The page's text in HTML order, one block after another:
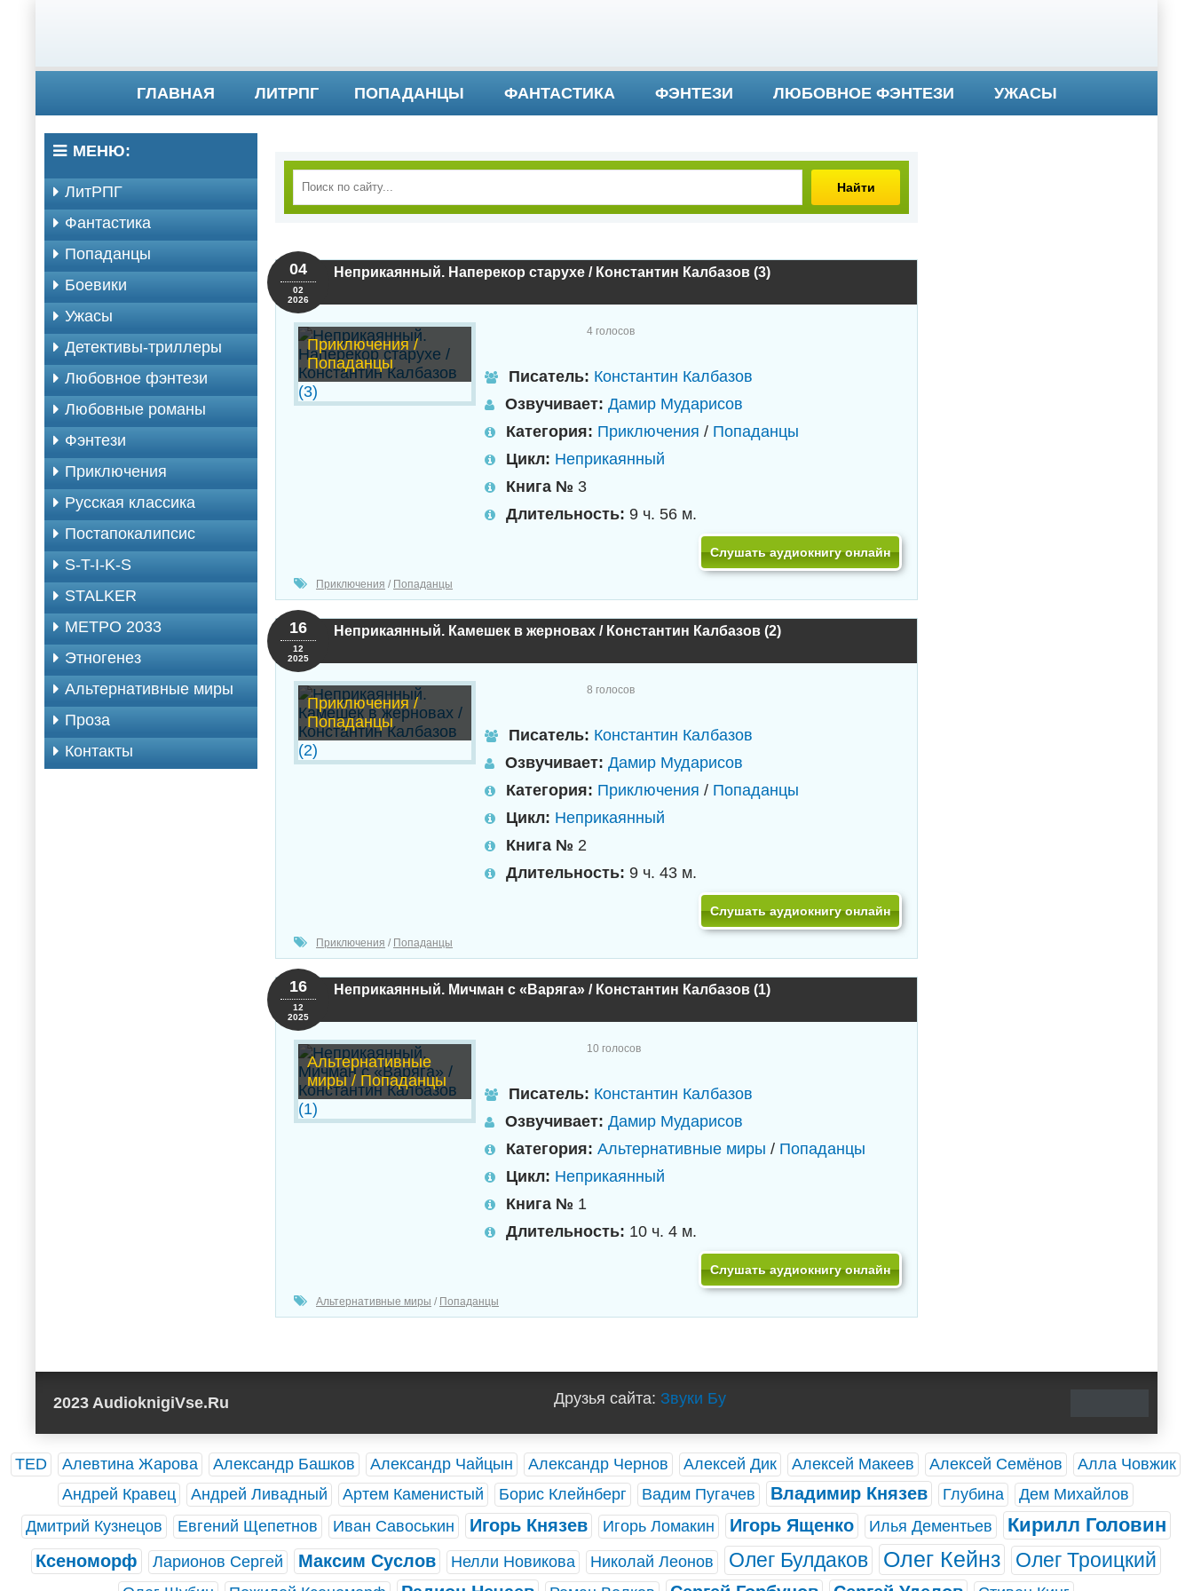
ГЛАВНАЯ ЛИТРПГ ПОПАДАНЦЫ ФАНТАСТИКА ФЭНТЕЗИ ЛЮБОВНОЕ ФЭНТЕЗИ УЖАСЫ
Найти
Неприкаянный. Наперекор старухе / Константин Калбазов (3)
04
02
2026
Приключения /
Попаданцы
4голосов
Писатель: Константин Калбазов
Озвучивает: Дамир Мударисов
Категория: Приключения / Попаданцы
Цикл: Неприкаянный
Книга № 3
Длительность: 9 ч. 56 м.
Слушать аудиокнигу онлайн
Приключения / Попаданцы
Неприкаянный. Камешек в жерновах / Константин Калбазов (2)
16
12
2025
Приключения /
Попаданцы
8 голосов
Писатель: Константин Калбазов
Озвучивает: Дамир Мударисов
Категория: Приключения / Попаданцы
Цикл: Неприкаянный
Книга № 2
Длительность: 9 ч. 43 м.
Слушать аудиокнигу онлайн
Приключения / Попаданцы
Неприкаянный. Мичман с «Варяга» / Константин Калбазов (1)
16
12
2025
Альтернативные
миры / Попаданцы
10 голосов
Писатель: Константин Калбазов
Озвучивает: Дамир Мударисов
Категория: Альтернативные миры / Попаданцы
Цикл: Неприкаянный
Книга № 1
Длительность: 10 ч. 4 м.
Слушать аудиокнигу онлайн
Альтернативные миры / Попаданцы
МЕНЮ:
ЛитРПГ
Фантастика
Попаданцы
Боевики
Ужасы
Детективы-триллеры
Любовное фэнтези
Любовные романы
Фэнтези
Приключения
Русская классика
Постапокалипсис
S-T-I-K-S
STALKER
МЕТРО 2033
Этногенез
Альтернативные миры
Проза
Контакты
2023 AudioknigiVse.Ru Друзья сайта: Звуки Бу
TED Алевтина Жарова Александр Башков Александр Чайцын Александр Чернов Алексей Дик Алексей Макеев Алексей Семёнов
Алла Човжик
Андрей Кравец
Андрей Ливадный Артем Каменистый Борис Клейнберг Вадим Пугачев Владимир Князев Глубина
Дем Михайлов
Дмитрий Кузнецов
Евгений Щепетнов Иван Савоськин Игорь Князев Игорь Ломакин Игорь Ященко Илья Дементьев Кирилл Головин
Ксеноморф Ларионов Сергей Максим Суслов Нелли Новикова Николай Леонов Олег Булдаков Олег Кейнз Олег Троицкий